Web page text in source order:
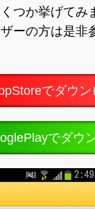
つか挙げてみ
ーの方は是非
でダウン
でダウ